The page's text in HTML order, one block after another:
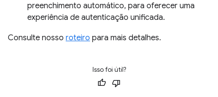
preenchimento automático, para oferecer uma
experiência de autenticação unificada.
Consulte nosso roteiro para mais detalhes.
Isso foi útil?